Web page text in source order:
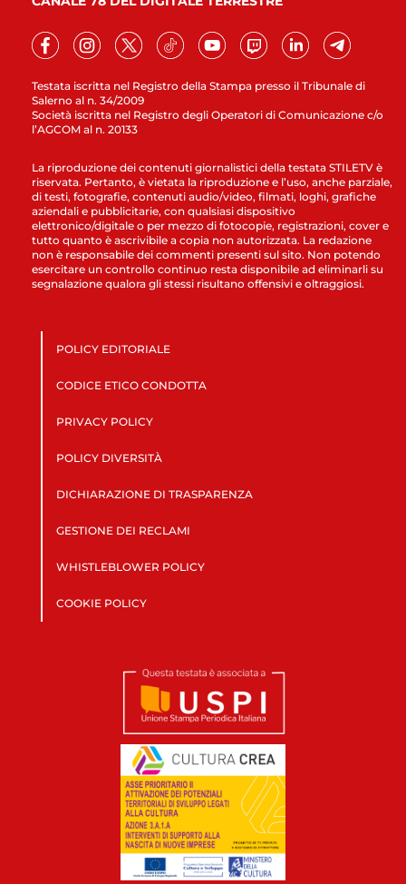
Testata iscritta nel Registro della Stampa presso il Tribunale di
Salerno al n. 34/2009
Società iscritta nel Registro degli Operatori di Comunicazione c/o
l’AGCOM al n. 20133
La riproduzione dei contenuti giornalistici della testata STILETV è
riservata. Pertanto, è vietata la riproduzione e l’uso, anche parziale,
di testi, fotografie, contenuti audio/video, filmati, loghi, grafiche
aziendali e pubblicitarie, con qualsiasi dispositivo
elettronico/digitale o per mezzo di fotocopie, registrazioni, cover e
tutto quanto è ascrivibile a copia non autorizzata. La redazione
non è responsabile dei commenti presenti sul sito. Non potendo
esercitare un controllo continuo resta disponibile ad eliminarli su
segnalazione qualora gli stessi risultano offensivi e oltraggiosi.
POLICY EDITORIALE
CODICE ETICO CONDOTTA
PRIVACY POLICY
POLICY DIVERSITÀ
DICHIARAZIONE DI TRASPARENZA
GESTIONE DEI RECLAMI
WHISTLEBLOWER POLICY
COOKIE POLICY